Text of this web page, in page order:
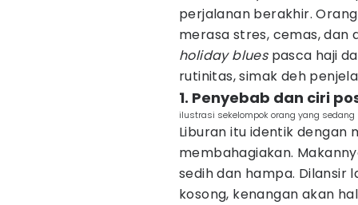
perjalanan berakhir.
merasa stres, cemas,
holiday bluespasca haji
rutinitas, simak deh
1. Penyebab dan ciri
ilustrasi sekelompok orang yang
Liburan itu identik dengan
membahagiakan.
sedih dan hampa. Dilansir
kosong, kenangan akan